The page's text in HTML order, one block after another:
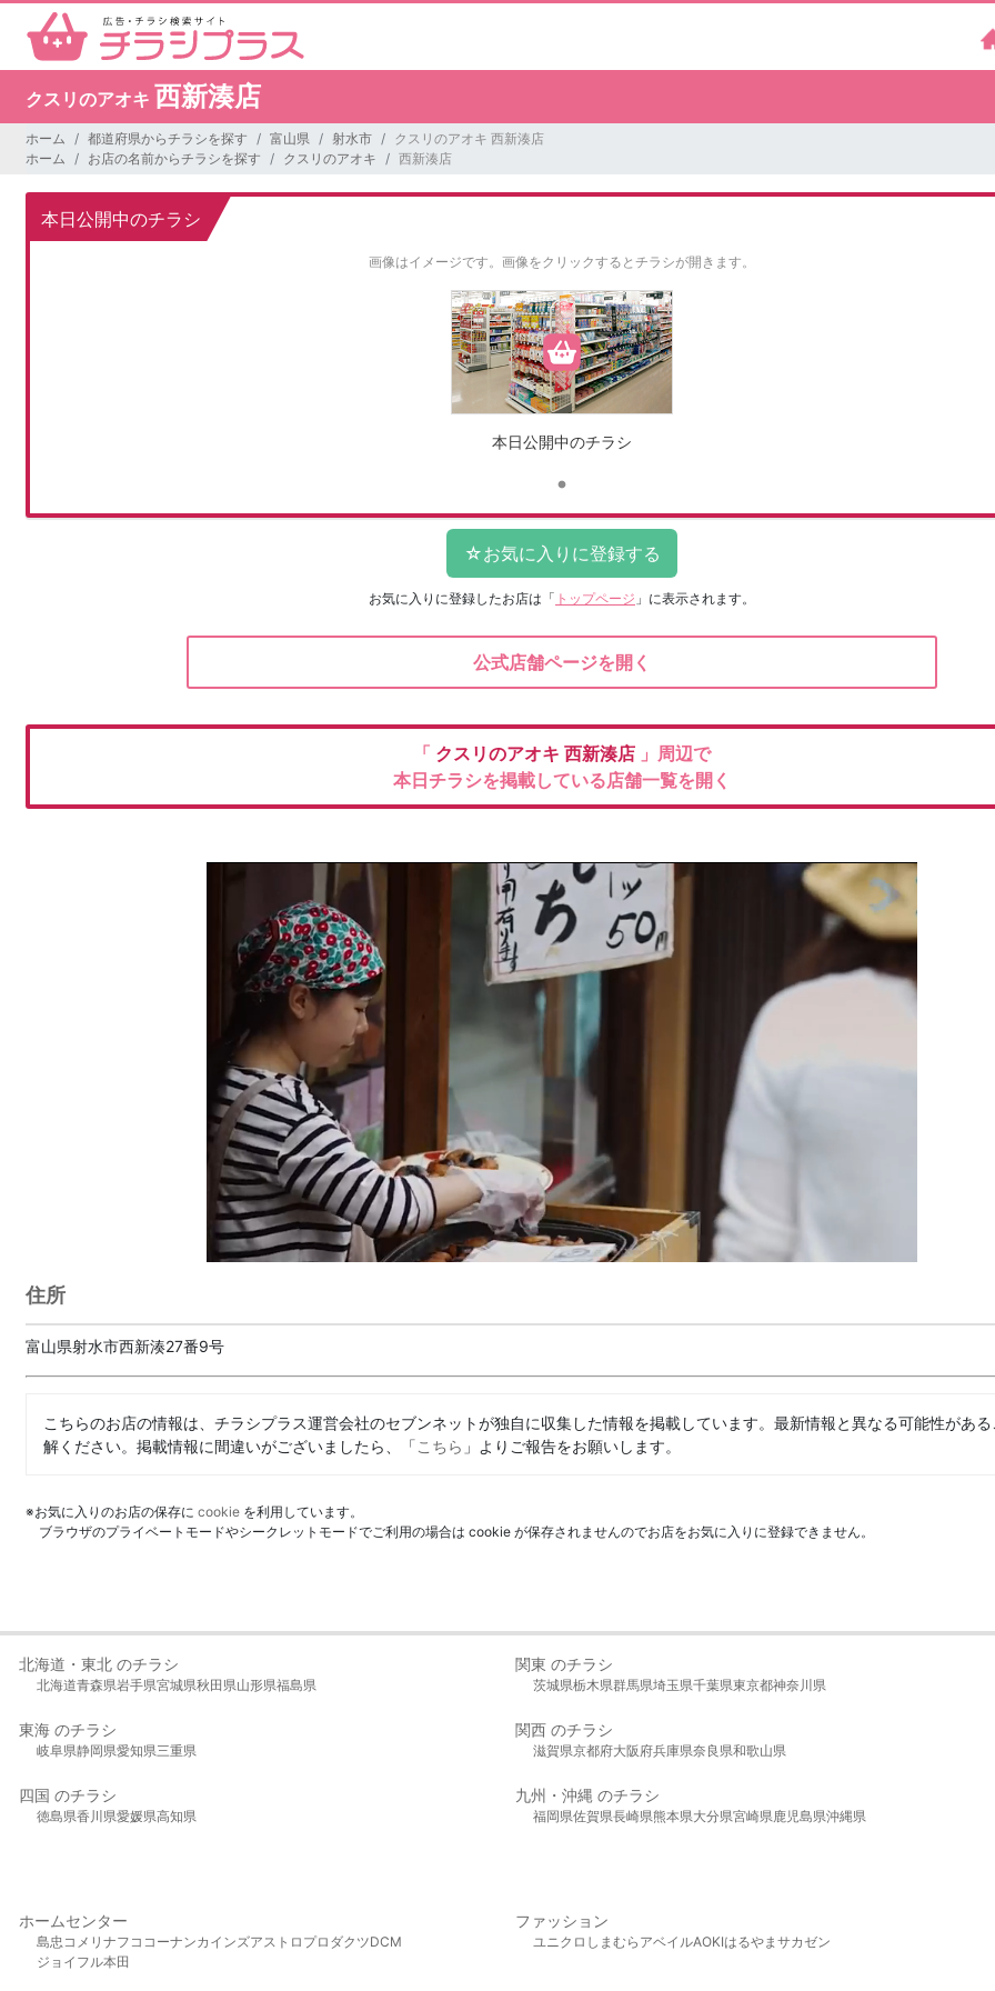
クスリのアオキ 西新湊店
ホーム 都道府県からチラシを探す 富山県 射水市
クスリのアオキ 西新湊店
ホーム
お店の名前からチラシを探す クスリのアオキ 西新湊店
本日公開中のチラシ
画像はイメージです。 画像をクリックするとチラシが開きます。
本日公開中のチラシ
お気に入りに登録したお店は 「 トップページ 」に表示されます。
公式店舗ページを開く
「 クスリのアオキ 西新湊店 」周辺で
本日チラシを掲載している店舗一覧を開く
住所
富山県射水市西新湊27番9号
こちらのお店の情報は、チラシプラス運営会社のセブンネットが独自に収集した情報を掲載しています。最新情報と異なる可能性があ
解ください。掲載情報に間違いがございましたら、「こちら 」よりご報告をお願いします。
※お気に入りのお店の保存に cookie を利用しています。
ブラウザのプライベートモードやシークレットモードでご利用の場合は cookie が保存されませんのでお店をお気に入りに登録できません。
北海道・東北 のチラシ
北海道青森県岩手県宮城県秋田県山形県福島県
関東 のチラシ
茨城県栃木県群馬県埼玉県千葉県東京都神奈川県
東海 のチラシ
岐阜県静岡県愛知県三重県
関西 のチラシ
滋賀県京都府大阪府兵庫県奈良県和歌山県
四国 のチラシ
徳島県香川県愛媛県高知県
九州・沖縄 のチラシ
福岡県佐賀県長崎県熊本県大分県宮崎県鹿児島県沖縄県
ホームセンター
島忠 コメリ ナフコ コーナンカインズアストロプロダクツDCM
ジョイフル本田
ファッション
ユニクロ しまむら アベイルAOKIはるやま サカゼン